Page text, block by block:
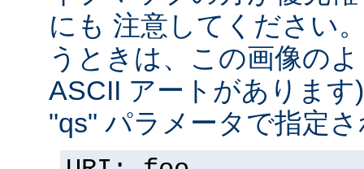
にも 注意してください
うときは、この画像の
ASCII アートがありま
"qs" パラメータで指定